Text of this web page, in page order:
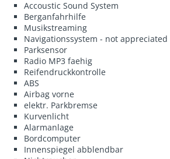
Accoustic Sound System
Berganfahrhilfe
Musikstreaming
Navigationssystem - not appreciated
Parksensor
Radio MP3 faehig
Reifendruckkontrolle
ABS
Airbag vorne
elektr. Parkbremse
Kurvenlicht
Alarmanlage
Bordcomputer
Innenspiegel abblendbar